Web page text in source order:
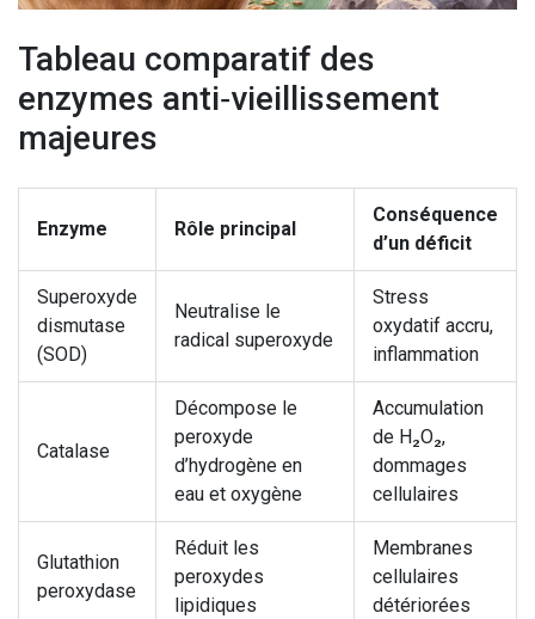
Tableau comparatif des
enzymes anti‑vieillissement
majeures
Enzyme Rôle principal
Conséquence
d’un déficit
Superoxyde
dismutase
(SOD)
Neutralise le
radical superoxyde
Stress
oxydatif accru,
inflammation
Catalase
Décompose le
peroxyde
d’hydrogène en
eau et oxygène
Accumulation
de H₂O₂,
dommages
cellulaires
Glutathion
peroxydase
Réduit les
peroxydes
lipidiques
Membranes
cellulaires
détériorées